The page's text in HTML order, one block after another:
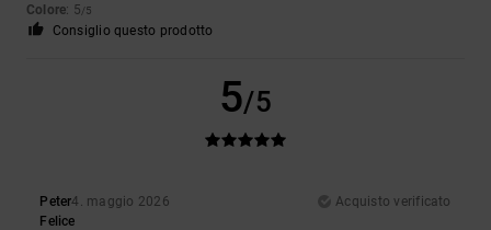
Colore: 5/5
Consiglio questo prodotto
5/5
Peter4. maggio 2026
Acquisto verificato
Felice